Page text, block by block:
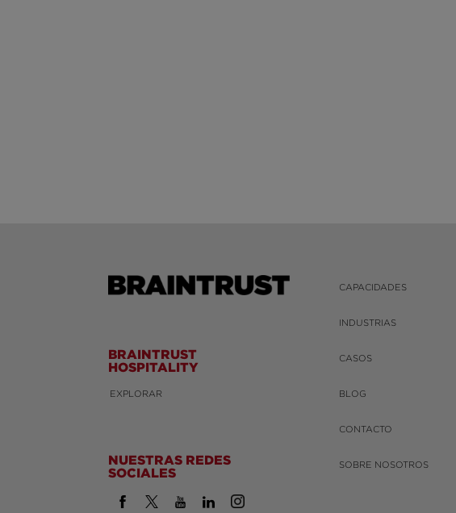
BRAINTRUST
HOSPITALITY
EXPLORAR
NUESTRAS REDES
SOCIALES
CAPACIDADES
INDUSTRIAS
CASOS
BLOG
CONTACTO
SOBRE NOSOTROS